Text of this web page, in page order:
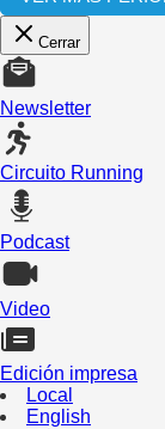
Cerrar
Newsletter
Circuito Running
Podcast
Video
Edición impresa
Local
English